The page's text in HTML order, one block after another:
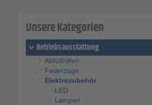
Unsere Kategorien
Betriebsausstattung
Abfüllhilfen
Federzüge
Elektrozubehör
LED
Lampen